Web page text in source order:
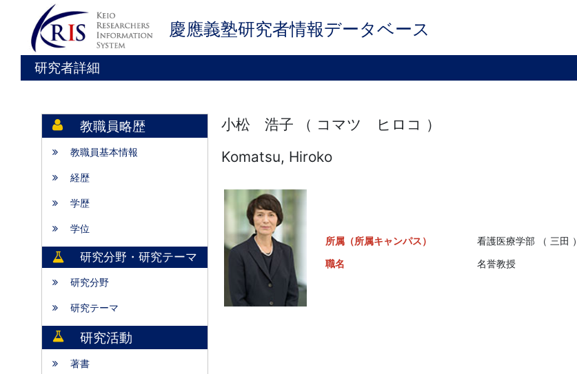
慶應義塾研究者情報データベース
研究者詳細
教職員略歴
教職員基本情報
経歴
学歴
学位
研究分野・研究テーマ
研究分野
研究テーマ
研究活動
著書
小松 浩子 （ コマツ ヒロコ ）
Komatsu, Hiroko
所属（所属キャンパス）
看護医療学部 （ 三田 ）
職名
名誉教授